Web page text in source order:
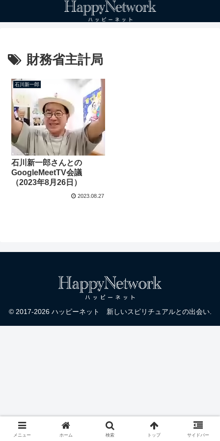
財務省主計局
石川新一郎
石川新一郎さんとの
GoogleMeetTV会議
（2023年8月26日）
2023.08.27
© 2017-2026 ハッピーネット 新しいスピリチュアルとの出会い.
メニュー ホーム 検索 トップ サイドバー